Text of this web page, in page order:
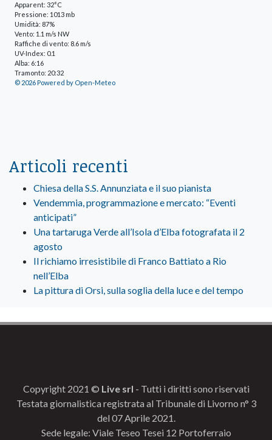
Apparent: 32°C
Pressione: 1013 mb
Umidità: 87%
Vento: 1.1 m/s NW
Raffiche di vento: 8.6 m/s
UV-Index: 0.1
Alba: 6:16
Tramonto: 20:32
© 2026 Powered by Open-Meteo
Articoli recenti
Chiesa della S.S. Annunziata e il suo pianista
Vendemmia, programmazione e mercato: “Eventi
anticipati”
Una tartaruga Verde all’Isola d’Elba fotografata il 2
agosto
Il richiamo irresistibile di Franco Battiato a Rio
nell’Elba
La pittura di Orsi, sulla soglia della luce e del tempo
Copyright 2021 © Live srl - Tutti i diritti sono riservati
Testata giornalistica registrata al Tribunale di Livorno n° 3
del 07 Aprile 2021.
Sede legale: Viale Teseo Tesei 12 Portoferraio